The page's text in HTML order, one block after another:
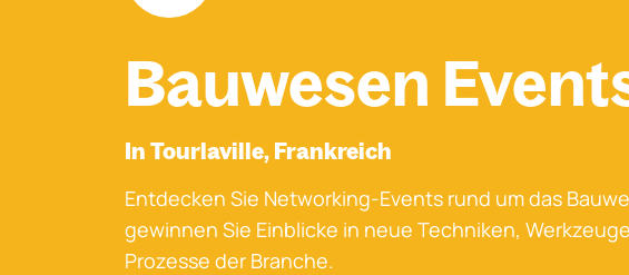
Bauwesen
In Tourlaville, Frankreich
Entdecken Sie Networking-Events rund um das
gewinnen Sie Einblicke in neue Techniken,
Prozesse der Branche.